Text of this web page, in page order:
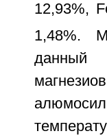
12,93%,
1,48%.